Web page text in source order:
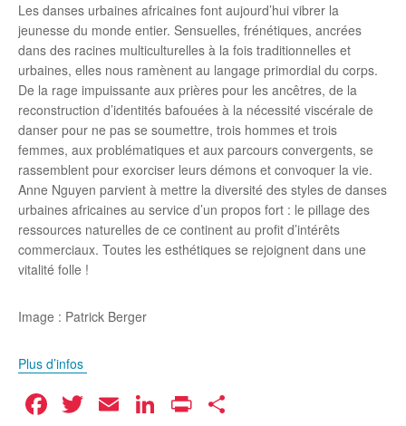
Les danses urbaines africaines font aujourd’hui vibrer la
jeunesse du monde entier. Sensuelles, frénétiques, ancrées
dans des racines multiculturelles à la fois traditionnelles et
urbaines, elles nous ramènent au langage primordial du corps.
De la rage impuissante aux prières pour les ancêtres, de la
reconstruction d’identités bafouées à la nécessité viscérale de
danser pour ne pas se soumettre, trois hommes et trois
femmes, aux problématiques et aux parcours convergents, se
rassemblent pour exorciser leurs démons et convoquer la vie.
Anne Nguyen parvient à mettre la diversité des styles de danses
urbaines africaines au service d’un propos fort : le pillage des
ressources naturelles de ce continent au profit d’intérêts
commerciaux. Toutes les esthétiques se rejoignent dans une
vitalité folle !
Image : Patrick Berger
Plus d’infos
Facebook
Twitter
EmailLinkedIn
Print